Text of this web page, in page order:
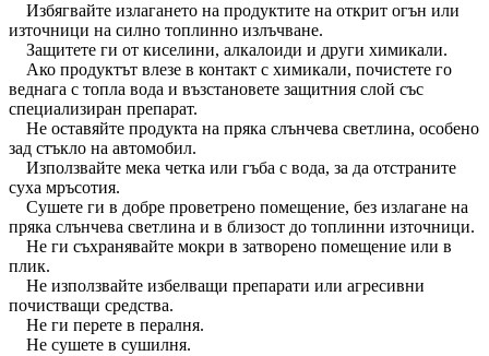
Избягвайте излагането на продуктите на открит огън или
източници на силно топлинно излъчване.
Защитете ги от киселини, алкалоиди и други химикали.
Ако продуктът влезе в контакт с химикали, почистете го
веднага с топла вода и възстановете защитния слой със
специализиран препарат.
Не оставяйте продукта на пряка слънчева светлина, особено
зад стъкло на автомобил.
Използвайте мека четка или гъба с вода, за да отстраните
суха мръсотия.
Сушете ги в добре проветрено помещение, без излагане на
пряка слънчева светлина и в близост до топлинни източници.
Не ги съхранявайте мокри в затворено помещение или в
плик.
Не използвайте избелващи препарати или агресивни
почистващи средства.
Не ги перете в пералня.
Не сушете в сушилня.